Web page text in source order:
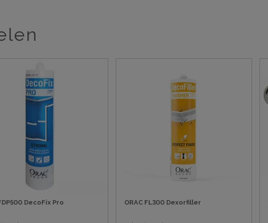
DecoFix Pro ORAC FL300 Dexorfiller